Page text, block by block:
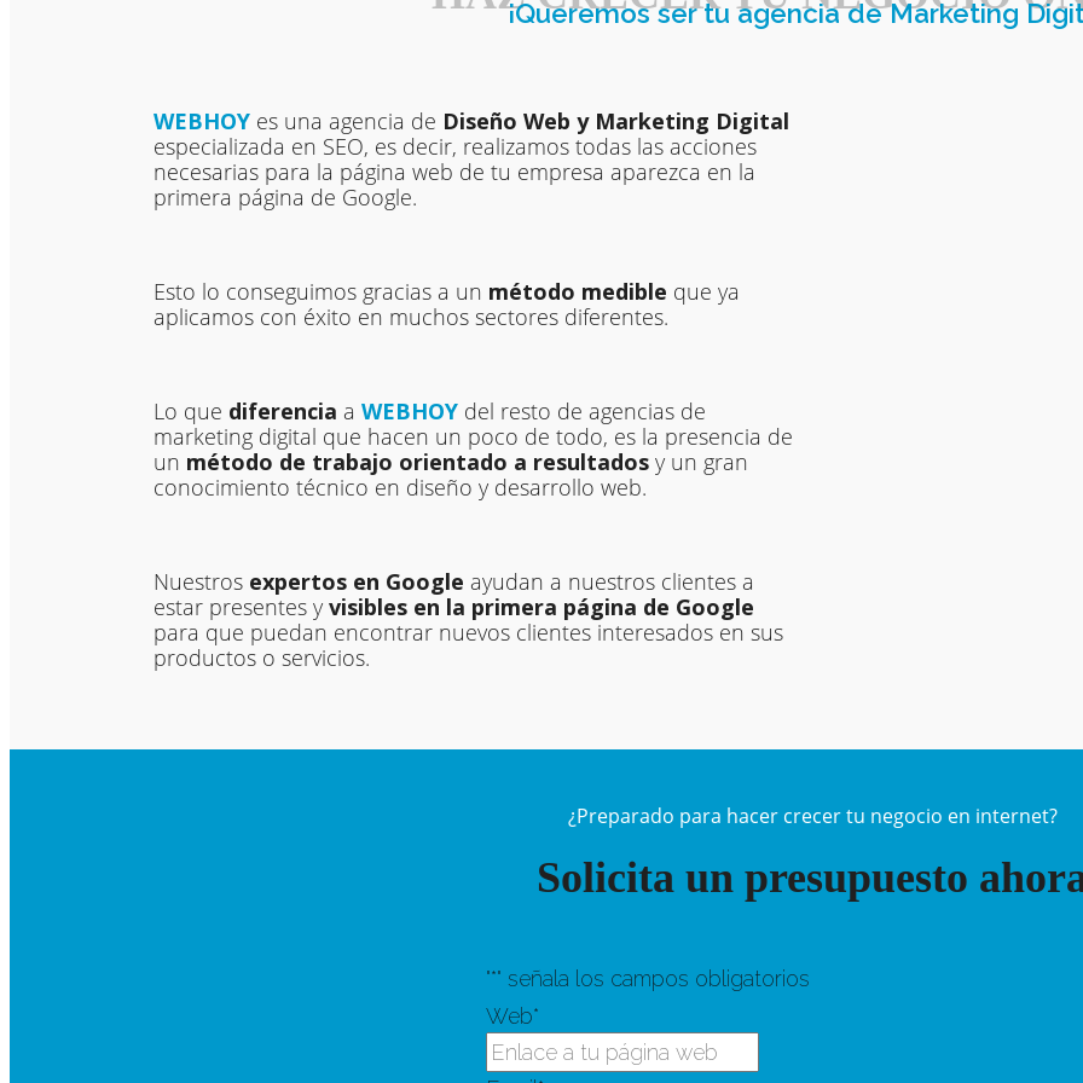
¡Queremos ser tu agencia de Marketing
WEBHOY es una agencia de Diseño Web y Marketing Digital
especializada en SEO, es decir, realizamos todas las acciones
necesarias para la página web de tu empresa aparezca en la
primera página de Google.
Esto lo conseguimos gracias a un método medible que ya
aplicamos con éxito en muchos sectores diferentes.
Lo que diferencia a WEBHOY del resto de agencias de
marketing digital que hacen un poco de todo, es la presencia de
un método de trabajo orientado a resultados y un gran
conocimiento técnico en diseño y desarrollo web.
Nuestros expertos en Google ayudan a nuestros clientes a
estar presentes y visibles en la primera página de Google
para que puedan encontrar nuevos clientes interesados en sus
productos o servicios.
¿Preparado para hacer crecer tu negocio en internet?
Solicita un presupuesto
"*" señala los campos obligatorios
Web*